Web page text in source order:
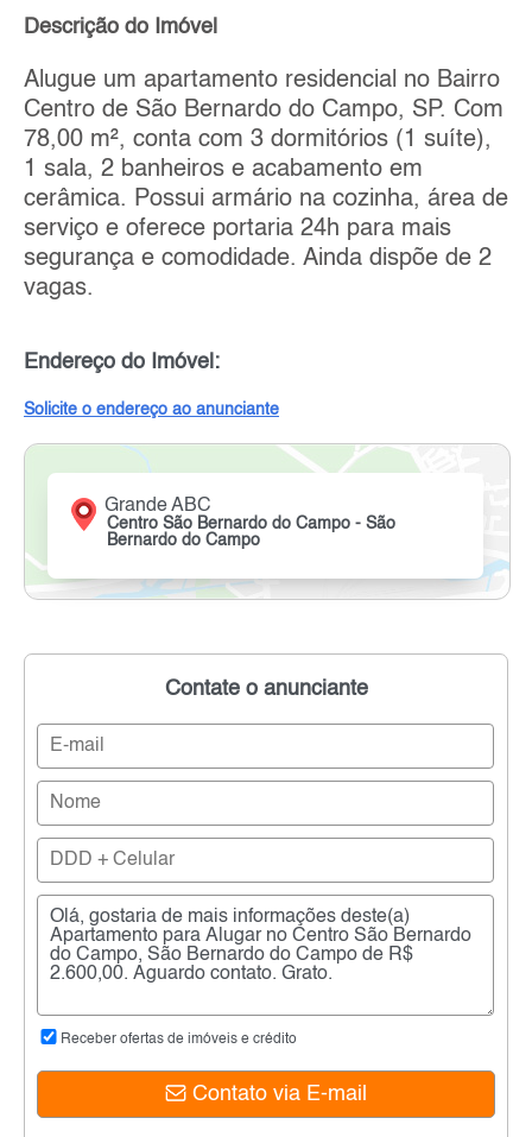
Descrição do Imóvel
Alugue um apartamento residencial no Bairro
Centro de São Bernardo do Campo, SP. Com
78,00 m², conta com 3 dormitórios (1 suíte),
1 sala, 2 banheiros e acabamento em
cerâmica. Possui armário na cozinha, área de
serviço e oferece portaria 24h para mais
segurança e comodidade. Ainda dispõe de 2
vagas.
Endereço do Imóvel:
Solicite o endereço ao anunciante
Grande ABC
Centro São Bernardo do Campo - São
Bernardo do Campo
Contate o anunciante
Receber ofertas de imóveis e crédito
Contato via E-mail